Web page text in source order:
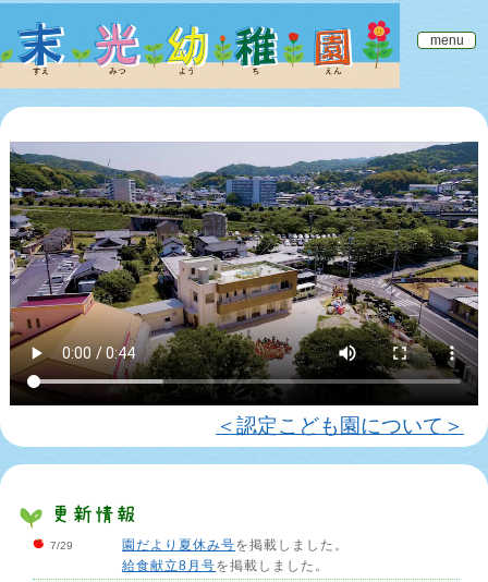
menu menu
＜認定こども園について＞
更新情報
7/29 園だより夏休み号を掲載しました。
給食献立8月号を掲載しました。